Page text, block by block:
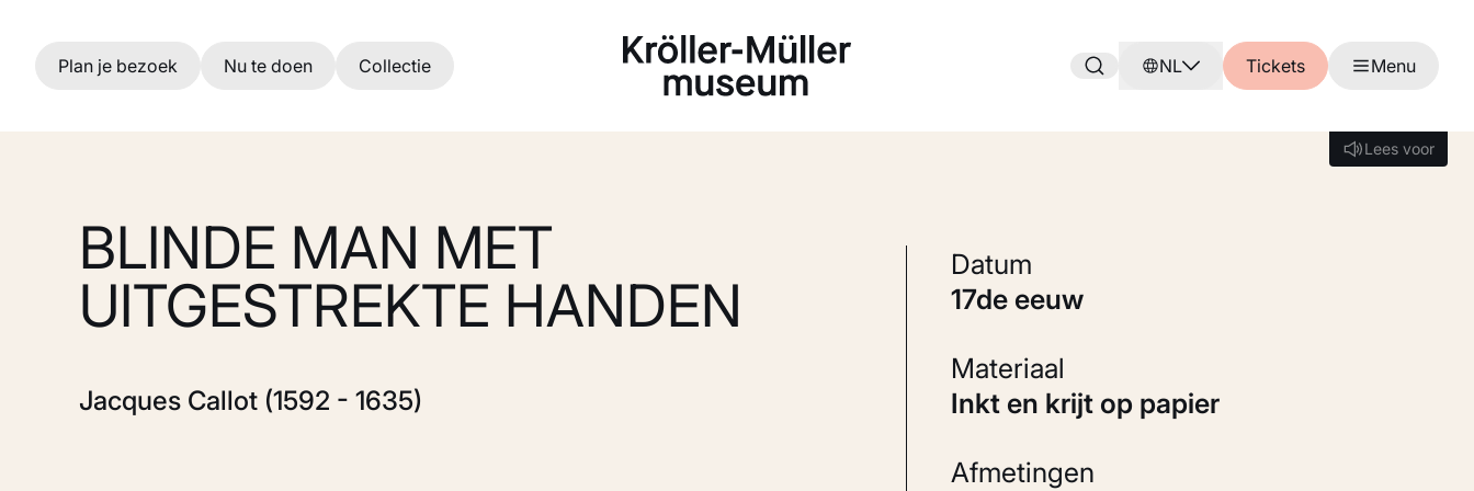
Ga naar hoofdinhoud
Plan je bezoek Nu te doen Collectie NL Tickets Menu
Lees voor
Lees voor
BLINDE MAN MET
UITGESTREKTE HANDEN
Jacques Callot (1592 - 1635)
Datum
17de eeuw
Materiaal
Inkt en krijt op papier
Afmetingen